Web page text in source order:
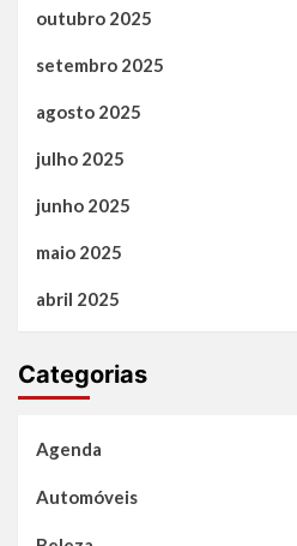
outubro 2025
setembro 2025
agosto 2025
julho 2025
junho 2025
maio 2025
abril 2025
Categorias
Agenda
Automóveis